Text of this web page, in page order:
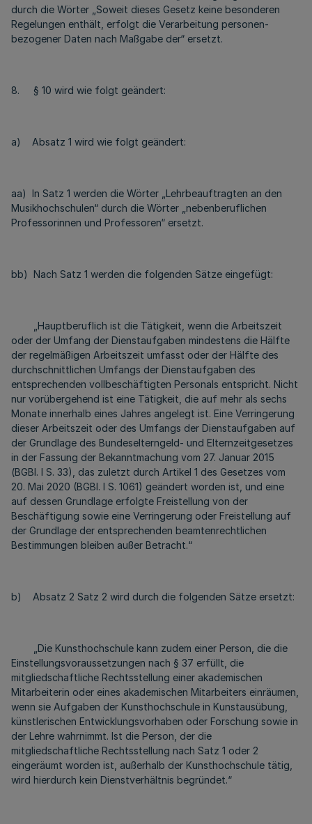
durch die Wörter „Soweit dieses Gesetz keine besonderen
Regelungen enthält, erfolgt die Verarbeitung personen-
bezogener Daten nach Maßgabe der“ ersetzt.
8. § 10 wird wie folgt geändert:
a) Absatz 1 wird wie folgt geändert:
aa) In Satz 1 werden die Wörter „Lehrbeauftragten an den
Musikhochschulen“ durch die Wörter „nebenberuflichen
Professorinnen und Professoren“ ersetzt.
bb) Nach Satz 1 werden die folgenden Sätze eingefügt:
„Hauptberuflich ist die Tätigkeit, wenn die Arbeitszeit
oder der Umfang der Dienstaufgaben mindestens die Hälfte
der regelmäßigen Arbeitszeit umfasst oder der Hälfte des
durchschnittlichen Umfangs der Dienstaufgaben des
entsprechenden vollbeschäftigten Personals entspricht. Nicht
nur vorübergehend ist eine Tätigkeit, die auf mehr als sechs
Monate innerhalb eines Jahres angelegt ist. Eine Verringerung
dieser Arbeitszeit oder des Umfangs der Dienstaufgaben auf
der Grundlage des Bundeselterngeld- und Elternzeitgesetzes
in der Fassung der Bekanntmachung vom 27. Januar 2015
(BGBl. I S. 33), das zuletzt durch Artikel 1 des Gesetzes vom
20. Mai 2020 (BGBl. I S. 1061) geändert worden ist, und eine
auf dessen Grundlage erfolgte Freistellung von der
Beschäftigung sowie eine Verringerung oder Freistellung auf
der Grundlage der entsprechenden beamtenrechtlichen
Bestimmungen bleiben außer Betracht.“
b) Absatz 2 Satz 2 wird durch die folgenden Sätze ersetzt:
„Die Kunsthochschule kann zudem einer Person, die die
Einstellungsvoraussetz­ungen nach § 37 erfüllt, die
mitgliedschaftliche Rechtsstellung einer akademischen
Mitarbeiterin oder eines akademischen Mitarbeiters einräumen,
wenn sie Aufgaben der Kunsthochschule in Kunstausübung,
künstlerischen Entwicklungsvorhaben oder Forschung sowie in
der Lehre wahrnimmt. Ist die Person, der die
mitgliedschaftliche Rechtsstellung nach Satz 1 oder 2
eingeräumt worden ist, außerhalb der Kunsthochschule tätig,
wird hierdurch kein Dienstverhältnis begründet.“